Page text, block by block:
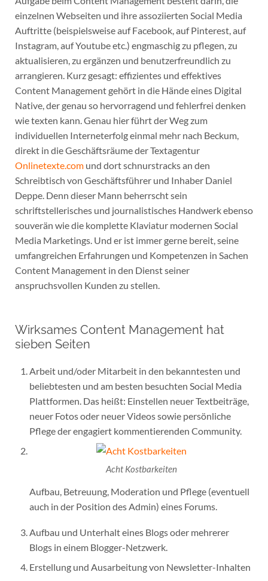
einzelnen Webseiten und ihre assoziierten Social Media
Auftritte (beispielsweise auf Facebook, auf Pinterest, auf
Instagram, auf Youtube etc.) engmaschig zu pflegen, zu
aktualisieren, zu ergänzen und benutzerfreundlich zu
arrangieren. Kurz gesagt: effizientes und effektives
Content Management gehört in die Hände eines Digital
Native, der genau so hervorragend und fehlerfrei denken
wie texten kann. Genau hier führt der Weg zum
individuellen Interneterfolg einmal mehr nach Beckum,
direkt in die Geschäftsräume der Textagentur
Onlinetexte.comund dort schnurstracks an den
Schreibtisch von Geschäftsführer und Inhaber Daniel
Deppe. Denn dieser Mann beherrscht sein
schriftstellerisches und journalistisches Handwerk ebenso
souverän wie die komplette Klaviatur modernen Social
Media Marketings. Und er ist immer gerne bereit, seine
umfangreichen Erfahrungen und Kompetenzen in Sachen
Content Management in den Dienst seiner
anspruchsvollen Kunden zu stellen.
Wirksames Content Management hat
sieben Seiten
Arbeit und/oder Mitarbeit in den bekanntesten und
beliebtesten und am besten besuchten Social Media
Plattformen. Das heißt: Einstellen neuer Textbeiträge,
neuer Fotos oder neuer Videos sowie persönliche
Pflege der engagiert kommentierenden Community.
Acht Kostbarkeiten
Aufbau, Betreuung, Moderation und Pflege (eventuell
auch in der Position des Admin) eines Forums.
Aufbau und Unterhalt eines Blogs oder mehrerer
Blogs in einem Blogger-Netzwerk.
Erstellung und Ausarbeitung von Newsletter-Inhalten